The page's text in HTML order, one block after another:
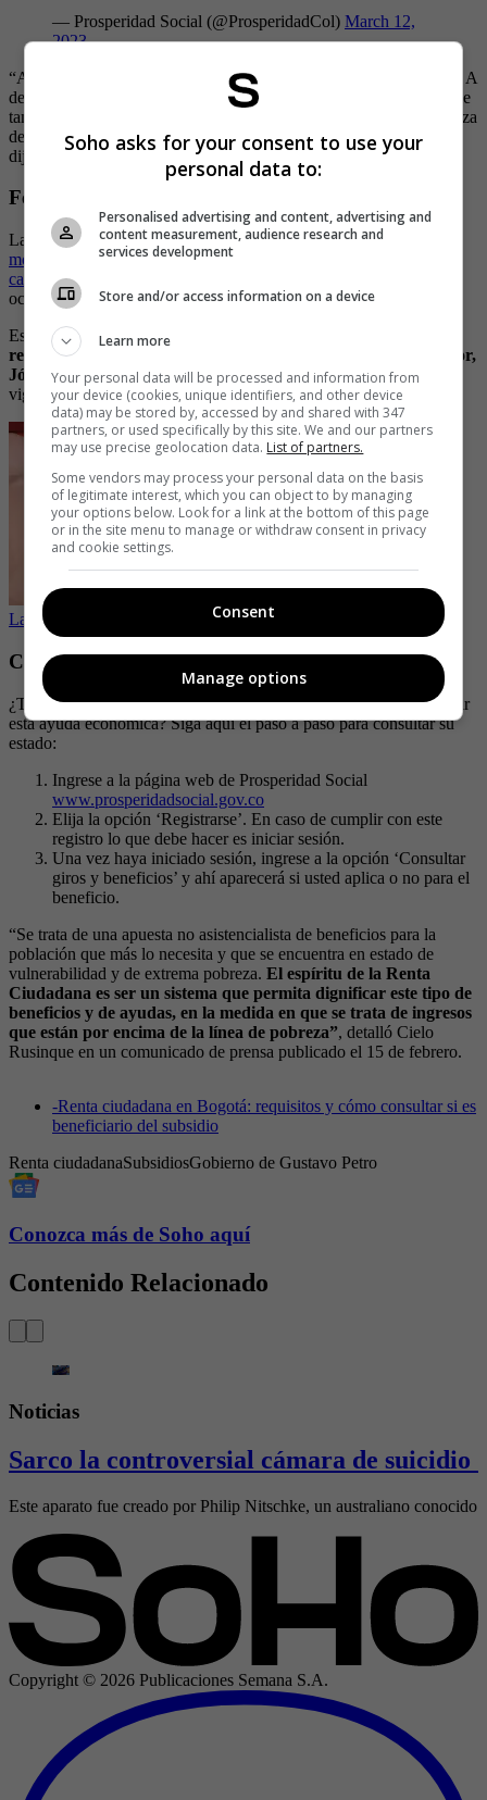
— Prosperidad Social (@ProsperidadCol) March 12,
2023
“Allí vamos a garantizar 500.000 pesos para las familias del grupo A
del Sisbén, vamos a garantizar ingresos por la línea de pobreza, que
también estarán por alrededor de 500.000 pesos, para madres cabeza
de familia de menores de 6 años, es decir, de la primera infancia”,
dijo Rusinque a Caracol Radio.
Fecha de pago del subsidio de Renta Ciudadana
La funcionaria informó en el mismo medio quelas transferencias
monetarias se comenzarán a hacer en abril de 2023 y continuarán
cada dos meses
octubre y diciembre, y así sucesivamente.
Es importante mencionar que
reemplazará a otros programas sociales como Colombia Mayor,
Jóvenes en Acción ni Familias en Acción, que se mantienen
vigentes.
La nueva pirámide en Colombia que dejó a miles de estafados
Cómo saber si es beneficiario de este subsidio
¿Todavía no sabe si es uno de los posibles beneficiarios para recibir
esta ayuda económica? Siga aquí el paso a paso para consultar su
estado:
Ingrese a la página web de Prosperidad Social
www.prosperidadsocial.gov.co
Elija la opción ‘Registrarse’. En caso de cumplir con este
registro lo que debe hacer es iniciar sesión.
Una vez haya iniciado sesión, ingrese a la opción ‘Consultar
giros y beneficios’ y ahí aparecerá si usted aplica o no para el
beneficio.
“Se trata de una apuesta no asistencialista de beneficios para la
población que más lo necesita y que se encuentra en estado de
vulnerabilidad y de extrema pobreza. El espíritu de la Renta
Ciudadana es ser un sistema que permita dignificar este tipo de
beneficios y de ayudas, en la medida en que se trata de ingresos
que están por encima de la línea de pobreza”, detalló Cielo
Rusinque en un comunicado de prensa publicado el 15 de febrero.
-Renta ciudadana en Bogotá: requisitos y cómo consultar si es
beneficiario del subsidio
Renta ciudadanaSubsidiosGobierno de Gustavo Petro
Conozca más de Soho aquí
Contenido Relacionado
Noticias
Sarco la controversial cámara de suicidio
Este aparato fue creado por Philip Nitschke, un australiano conocido
Copyright © 2026 Publicaciones Semana S.A.
Soho asks for your consent to use your
personal data to:
Personalised advertising and content, advertising and
content measurement, audience research and
services development
Store and/or access information on a device
Learn more
Your personal data will be processed and information from
your device (cookies, unique identifiers, and other device
data) may be stored by, accessed by and shared with 347
partners, or used specifically by this site. We and our partners
may use precise geolocation data. List of partners.
Some vendors may process your personal data on the basis
of legitimate interest, which you can object to by managing
your options below. Look for a link at the bottom of this page
or in the site menu to manage or withdraw consent in privacy
and cookie settings.
Consent
Manage options